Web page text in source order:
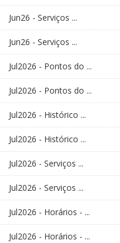
Jun26 - Serviços ...
Jun26 - Serviços ...
Jul2026 - Pontos do ...
Jul2026 - Pontos do ...
Jul2026 - Histórico ...
Jul2026 - Histórico ...
Jul2026 - Serviços ...
Jul2026 - Serviços ...
Jul2026 - Horários - ...
Jul2026 - Horários - ...